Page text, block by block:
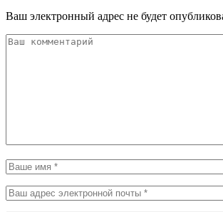
Ваш электронный адрес не будет